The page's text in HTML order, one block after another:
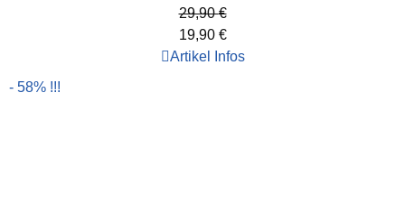
29,90€
19,90 €
Artikel Infos
- 58% !!!